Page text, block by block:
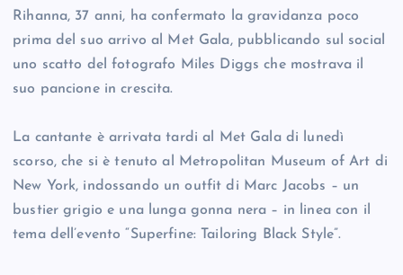
Rihanna, 37 anni, ha confermato la gravidanza poco
prima del suo arrivo al Met Gala, pubblicando sul social
uno scatto del fotografo Miles Diggs che mostrava il
suo pancione in crescita.
La cantante è arrivata tardi al Met Gala di lunedì
scorso, che si è tenuto al Metropolitan Museum of Art di
New York, indossando un outfit di Marc Jacobs – un
bustier grigio e una lunga gonna nera – in linea con il
tema dell’evento “Superfine: Tailoring Black Style”.